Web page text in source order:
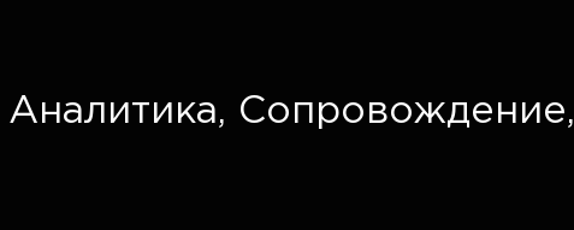
Аналитика, Сопровождение,